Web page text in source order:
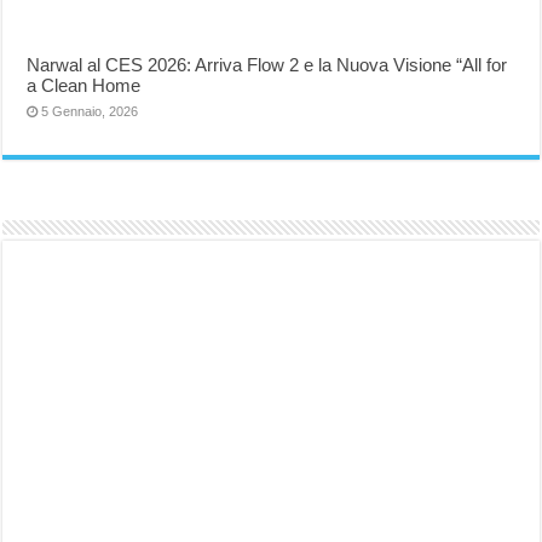
Narwal al CES 2026: Arriva Flow 2 e la Nuova Visione “All for
a Clean Home
5 Gennaio, 2026